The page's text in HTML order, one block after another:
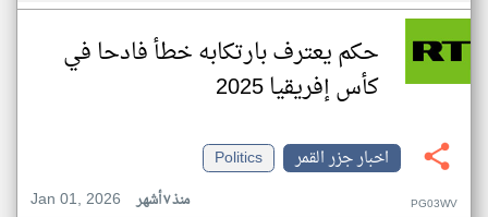
حكم يعترف بارتكابه خطأ فادحا في
كأس إفريقيا 2025
اخبار جزر القمر
Politics
Jan 01, 2026
منذ ٧ أشهر PG03WV